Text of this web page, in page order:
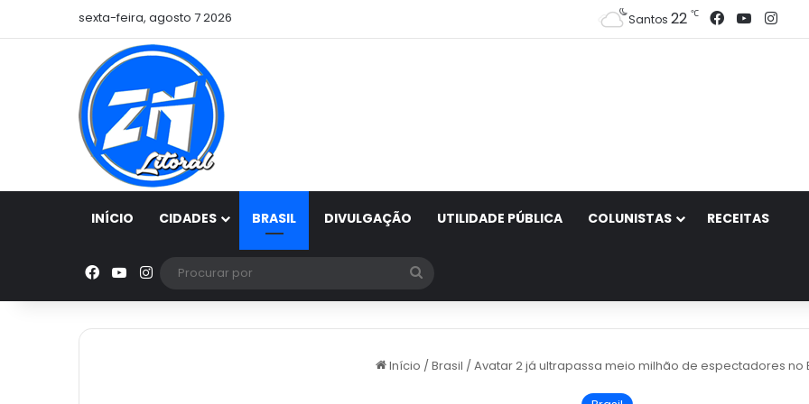
sexta-feira, agosto 7 2026 Santos 22 ℃ Facebook
YouTube
INÍCIO CIDADES BRASIL DIVULGAÇÃO UTILIDADE PÚBLICA COLUNISTAS RECEITAS
Facebook
YouTube
Instagram
por
Início /Brasil /Avatar 2 já ultrapassa meio milhão de espectadores no